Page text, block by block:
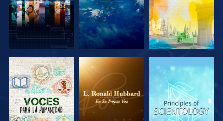
EXPLORA LAS
SERIES
EXPLORA LAS
SERIES
EXPLORA LAS
SERIES